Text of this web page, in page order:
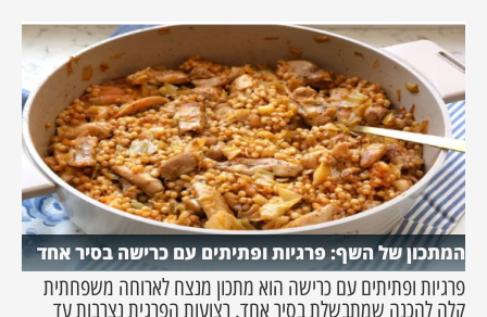
המתכון של השף: פרגיות ופתיתים עם כרישה בסיר אחד
פרגיות ופתיתים עם כרישה הוא מתכון מנצח לארוחה משפחתית
קלה להכנה שמתבשלת בסיר אחד. רצועות הפרגית נצרבות עד